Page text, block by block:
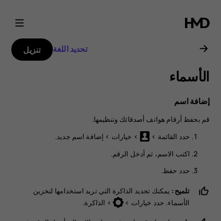
دليل
مستخدم
Nokia
3310
تحديد اللغة تنزيل
الأسماء
إضافة اسم
قم بحفظ أرقام هواتف أصدقائك وتنظيمها.
حدد القائمة >
> خيارات >
.
اكتب الاسم، ثم أدخل الرقم.
حدد حفظ‏‎.
تلميح: يمكنك تحديد الذاكرة التي تريد استخدامها لتخزين
الأسماء. حدد خيارات >
> الذاكرة.